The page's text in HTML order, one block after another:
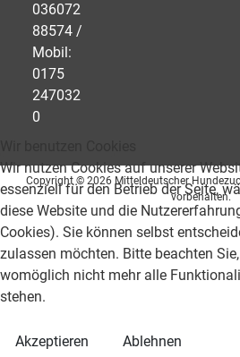
036072
88574 /
Mobil:
0175
247032
0
Copyright © 2026 Mitteldeutscher
vorbehalten.
Wir nutzen Cookies auf unserer
essenziell für den Betrieb der Seite,
diese Website und die
Cookies). Sie können selbst
zulassen möchten. Bitte beachten
womöglich nicht mehr alle
stehen.
Akzeptieren Ablehnen